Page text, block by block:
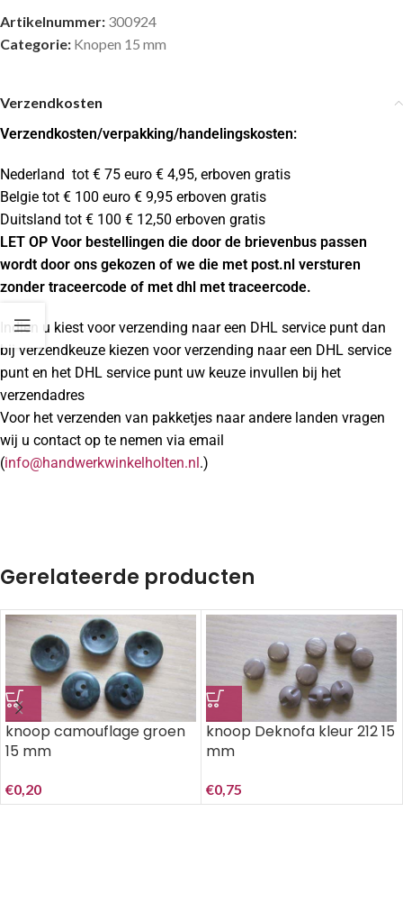
Artikelnummer: 300924
Categorie: Knopen 15 mm
Verzendkosten
Verzendkosten/verpakking/handelingskosten:
Nederland tot € 75 euro € 4,95, erboven gratis
Belgie tot € 100 euro € 9,95 erboven gratis
Duitsland tot € 100 € 12,50 erboven gratis
LET OP Voor bestellingen die door de brievenbus passen
wordt door ons gekozen of we die met post.nl versturen
zonder traceercode of met dhl met traceercode.
Indien u kiest voor verzending naar een DHL service punt dan
bij verzendkeuze kiezen voor verzending naar een DHL service
punt en het DHL service punt uw keuze invullen bij het
verzendadres
Voor het verzenden van pakketjes naar andere landen vragen
wij u contact op te nemen via email
(info@handwerkwinkelholten.nl .)
Gerelateerde producten
knoop camouflage groen
15 mm
€0,20
knoop Deknofa kleur 212 15
mm
€0,75